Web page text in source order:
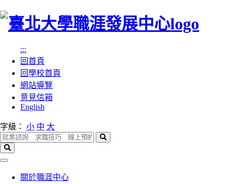
跳
:::
回首頁
回學校首頁
網站導覽
意見信箱
English
字級： 小 中 大
搜
搜
關於職涯中心